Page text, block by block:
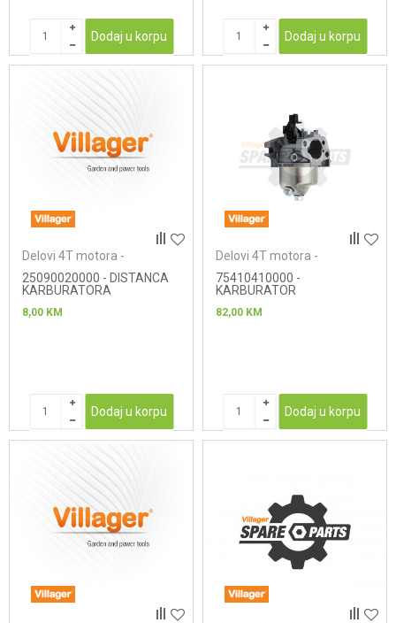
Dodaj u korpu Dodaj u korpu
Delovi 4T motora -
25090020000 - DISTANCA
KARBURATORA
8,00 KM
Dodaj u korpu
Delovi 4T motora -
75410410000 -
KARBURATOR
82,00 KM
Dodaj u korpu